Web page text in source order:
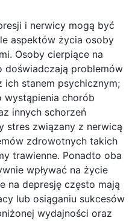
i nerwicy mogą być
aspektów życia osoby
Osoby cierpiące na
doświadczają problemów
stanem psychicznym;
wystąpienia chorób
innych schorzeń
stres związany z nerwicą
zdrowotnych takich
trawienne. Ponadto oba
wpływać na życie
na depresję często mają
lub osiąganiu sukcesów
wydajności oraz